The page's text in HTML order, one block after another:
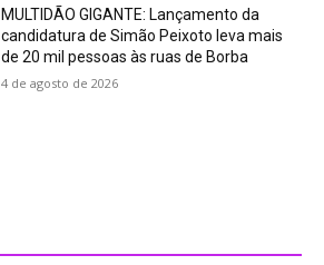
MULTIDÃO GIGANTE: Lançamento da
candidatura de Simão Peixoto leva mais
de 20 mil pessoas às ruas de Borba
4 de agosto de 2026